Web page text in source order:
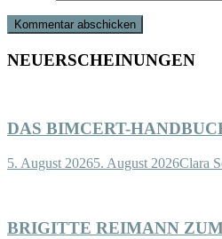
NEUERSCHEINUNGEN
DAS BIMCERT-
5. August 20265. August 2026Clara
BRIGITTE REIMANN